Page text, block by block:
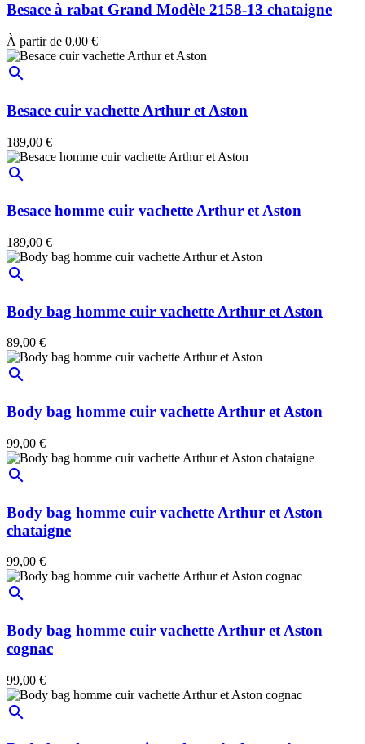
Besace à rabat Grand Modèle 2158-13 chataigne
À partir de 0,00 €
search
Besace cuir vachette Arthur et Aston
189,00 €
search
Besace homme cuir vachette Arthur et Aston
189,00 €
search
Body bag homme cuir vachette Arthur et Aston
89,00 €
search
Body bag homme cuir vachette Arthur et Aston
99,00 €
search
Body bag homme cuir vachette Arthur et Aston
chataigne
99,00 €
search
Body bag homme cuir vachette Arthur et Aston
cognac
99,00 €
search